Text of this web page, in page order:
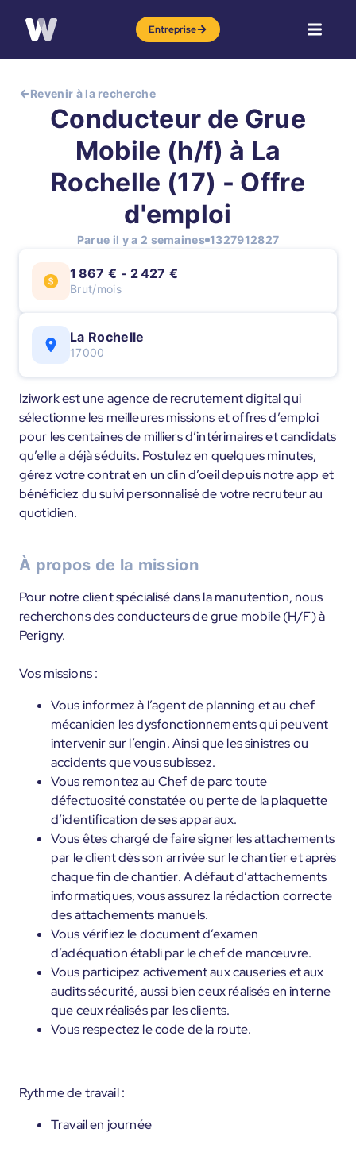
Entreprise
Revenir à la recherche
Conducteur de Grue
Mobile (h/f) à La
Rochelle (17) - Offre
d'emploi
Parue il y a 2 semaines 1327912827
1 867 € - 2 427 €
Brut/mois
La Rochelle
17000
Iziwork est une agence de recrutement digital qui
sélectionne les meilleures missions et offres d’emploi
pour les centaines de milliers d’intérimaires et candidats
qu’elle a déjà séduits. Postulez en quelques minutes,
gérez votre contrat en un clin d’oeil depuis notre app et
bénéficiez du suivi personnalisé de votre recruteur au
quotidien.
À propos de la mission
Pour notre client spécialisé dans la manutention, nous
recherchons des conducteurs de grue mobile (H/F) à
Perigny.
Vos missions :
Vous informez à l’agent de planning et au chef
mécanicien les dysfonctionnements qui peuvent
intervenir sur l’engin. Ainsi que les sinistres ou
accidents que vous subissez.
Vous remontez au Chef de parc toute
défectuosité constatée ou perte de la plaquette
d’identification de ses apparaux.
Vous êtes chargé de faire signer les attachements
par le client dès son arrivée sur le chantier et après
chaque fin de chantier. A défaut d’attachements
informatiques, vous assurez la rédaction correcte
des attachements manuels.
Vous vérifiez le document d’examen
d’adéquation établi par le chef de manœuvre.
Vous participez activement aux causeries et aux
audits sécurité, aussi bien ceux réalisés en interne
que ceux réalisés par les clients.
Vous respectez le code de la route.
Rythme de travail :
Travail en journée